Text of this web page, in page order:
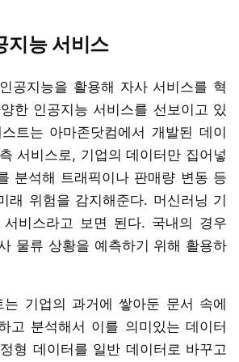
지능 서비스
공지능을 활용해 자사 서비스를 혁
한 인공지능 서비스를 선보이고 있
트는 아마존닷컴에서 개발된 데이
서비스로, 기업의 데이터만 집어넣
분석해 트래픽이나 판매량 변동 등
래 위험을 감지해준다. 머신러닝 기
비스라고 보면 된다. 국내의 경우
물류 상황을 예측하기 위해 활용하
는 기업의 과거에 쌓아둔 문서 속에
고 분석해서 이를 의미있는 데이터
형 데이터를 일반 데이터로 바꾸고